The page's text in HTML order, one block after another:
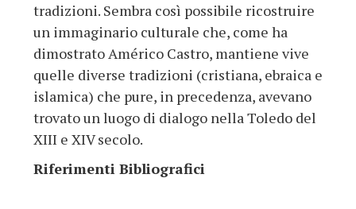
tradizioni. Sembra così possibile ricostruire
un immaginario culturale che, come ha
dimostrato Américo Castro, mantiene vive
quelle diverse tradizioni (cristiana, ebraica e
islamica) che pure, in precedenza, avevano
trovato un luogo di dialogo nella Toledo del
XIII e XIV secolo.
Riferimenti Bibliografici